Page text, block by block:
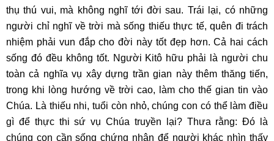
thụ thú vui, mà không nghĩ tới đời sau. Trái lại, có những
người chỉ nghĩ về trời mà sống thiếu thực tế, quên đi trách
nhiệm phải vun đắp cho đời này tốt đẹp hơn. Cả hai cách
sống đó đều không tốt. Người Kitô hữu phải là người chu
toàn cả nghĩa vụ xây dựng trần gian này thêm thăng tiến,
trong khi lòng hướng về trời cao, làm cho thế gian tin vào
Chúa. Là thiếu nhi, tuổi còn nhỏ, chúng con có thể làm điều
gì để thực thi sứ vụ Chúa truyền lại? Thưa rằng: Đó là
chúng con cần sống chứng nhân để người khác nhìn thấy